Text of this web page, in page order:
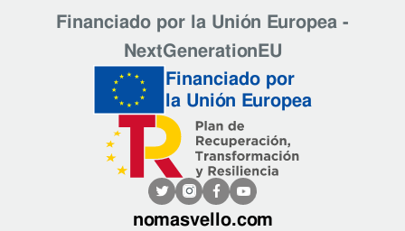
Financiado por la Unión Europea -
NextGenerationEU
Financiado por
la Unión Europea
nomasvello.com